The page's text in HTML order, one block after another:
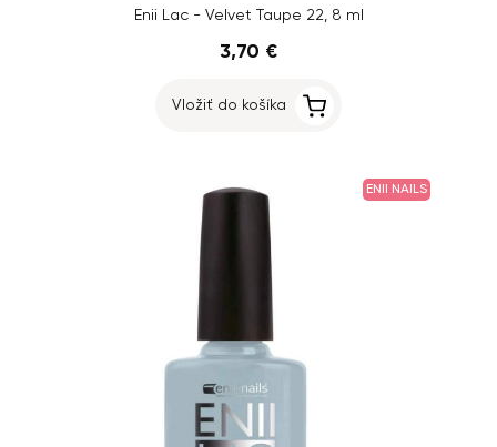
Enii Lac - Velvet Taupe 22, 8 ml
3,70 €
Vložiť do košíka
ENII NAILS